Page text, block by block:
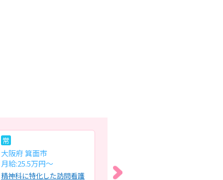
常
大阪府 箕面市
月給:25.5万円～
精神科に特化した訪問看護
時給:1,800円〜2,000円
内科系クリニックでの外